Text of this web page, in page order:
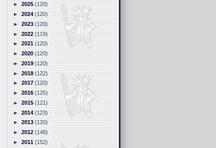
►2025(120)
►2024(120)
►2023(120)
►2022(119)
►2021(120)
►2020(120)
►2019(120)
►2018(122)
►2017(120)
►2016(125)
►2015(121)
►2014(123)
►2013(120)
►2012(148)
►2011(152)